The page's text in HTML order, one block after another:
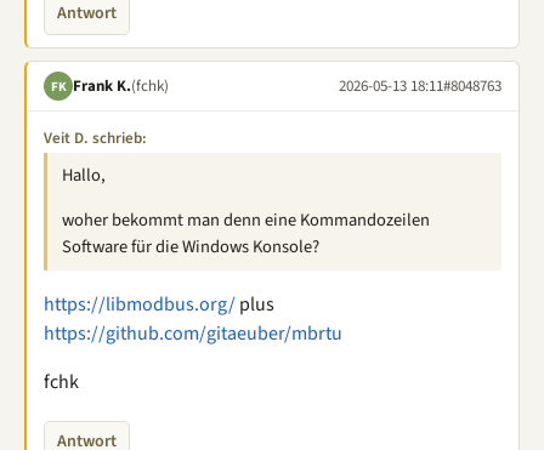
Antwort
FK Frank K.(fchk) 2026-05-13 18:11#8048763
Veit D. schrieb:
Hallo,
woher bekommt man denn eine Kommandozeilen
Software für die Windows Konsole?
https://libmodbus.org/plus
https://github.com/gitaeuber/mbrtu
fchk
Antwort